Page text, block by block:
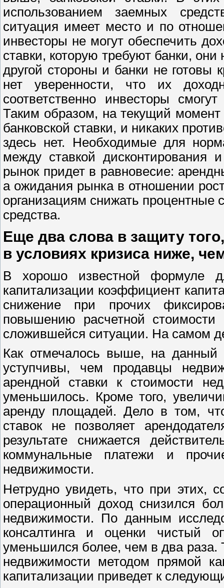
использованием заемных
ситуация имеет место и по
инвесторы не могут обеспечить
ставки, которую требуют банки,
другой стороны и банки не готовы
нет уверенности, что их
соответственно инвесторы
Таким образом, на текущий момент
банковской ставки, и никаких
здесь нет. Необходимые для
между ставкой дисконтирования
рынок придет в равновесие:
а ожидания рынка в отношении
организациям снижать процентные
средства.
Еще два слова в защиту
в условиях кризиса ниже,
В хорошо известной формуле
капитализации коэффициент
снижение при прочих
повышению расчетной стоимости
сложившейся ситуации. На самом
Как отмечалось выше, на данный
уступчивы, чем продавцы
арендной ставки к стоимости
уменьшилось. Кроме того,
аренду площадей. Дело в том,
ставок не позволяет
результате снижается
коммунальные платежи и
недвижимости.
Нетрудно увидеть, что при этих,
операционный доход снизился
недвижимости. По данным
консалтинга и оценки чистый
уменьшился более, чем в два раза.
недвижимости методом прямой
капитализации приведет к